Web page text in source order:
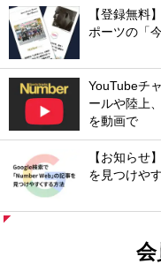
【登録無料
ポーツの「
YouTubeチ
ールや陸上
を動画で
【お知らせ
を見つけや